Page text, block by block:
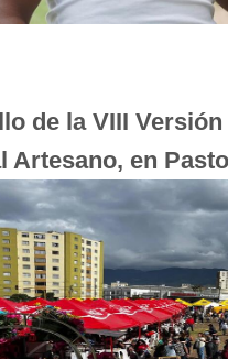
de la VIII
Artesano, en